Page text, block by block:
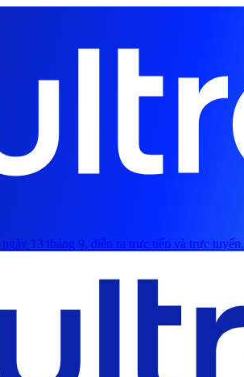
13 tháng 9, diễn ra trực tiếp và trực tuyến.